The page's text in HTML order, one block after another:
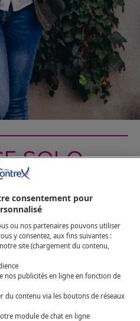
SOLO
TON
consentement pour
ou nos partenaires pouvons utiliser
y consentez, aux fins suivantes :
site (chargement du contenu,
nos publicités en ligne en fonction de
contenu via les boutons de réseaux
module de chat en ligne